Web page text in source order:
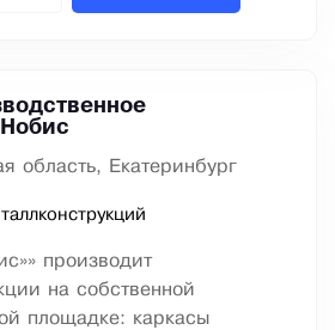
область, Екатеринбург
производит
на собственной
площадке: каркасы